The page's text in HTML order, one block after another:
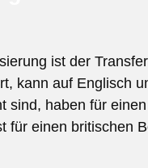
ist der
kann auf Englisch
haben für
einen britischen